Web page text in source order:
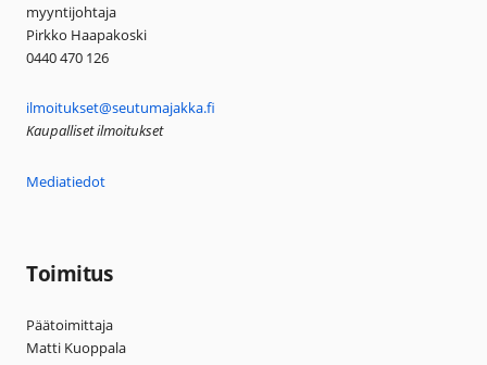
myyntijohtaja
Pirkko Haapakoski
0440 470 126
ilmoitukset@seutumajakka.fi
Kaupalliset ilmoitukset
Mediatiedot
Toimitus
Päätoimittaja
Matti Kuoppala